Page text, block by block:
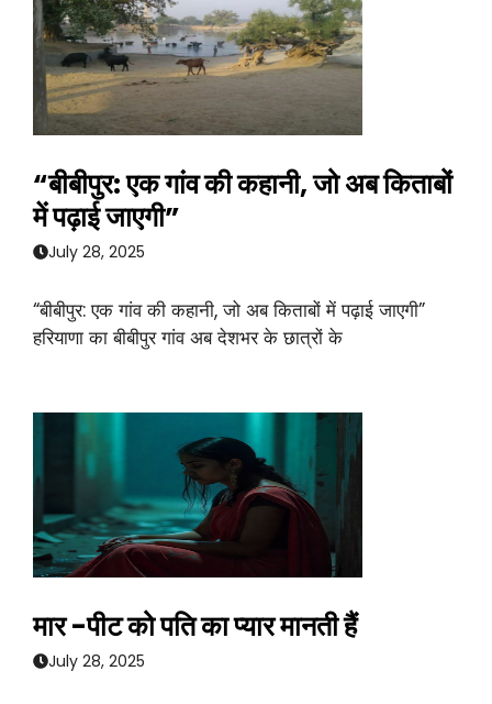
“बीबीपुर: एक गांव की कहानी, जो अब किताबों
में पढ़ाई जाएगी”
July 28, 2025
“बीबीपुर: एक गांव की कहानी, जो अब किताबों में पढ़ाई जाएगी”
हरियाणा का बीबीपुर गांव अब देशभर के छात्रों के
मार -पीट को पति का प्यार मानती हैं
July 28, 2025